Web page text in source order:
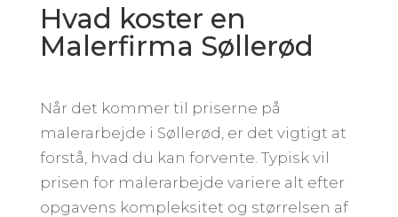
Hvad koster en
Malerfirma Søllerød
Når det kommer til priserne på
malerarbejde i Søllerød, er det vigtigt at
forstå, hvad du kan forvente. Typisk vil
prisen for malerarbejde variere alt efter
opgavens kompleksitet og størrelsen af